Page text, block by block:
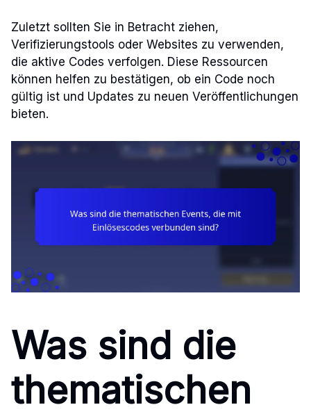
Zuletzt sollten Sie in Betracht ziehen,
Verifizierungstools oder Websites zu verwenden,
die aktive Codes verfolgen. Diese Ressourcen
können helfen zu bestätigen, ob ein Code noch
gültig ist und Updates zu neuen Veröffentlichungen
bieten.
Was sind die
thematischen